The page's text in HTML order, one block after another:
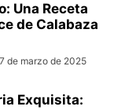
Una Receta
de Calabaza
7 de marzo de 2025
Exquisita: